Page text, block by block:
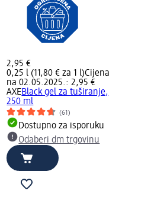
2,95 €
0,25 l (11,80 € za 1 l)Cijena
na 02.05.2025.: 2,95 €
AXEBlack gel za tuširanje,
250 ml
(61)
Dostupno za isporuku
Odaberi dm trgovinu